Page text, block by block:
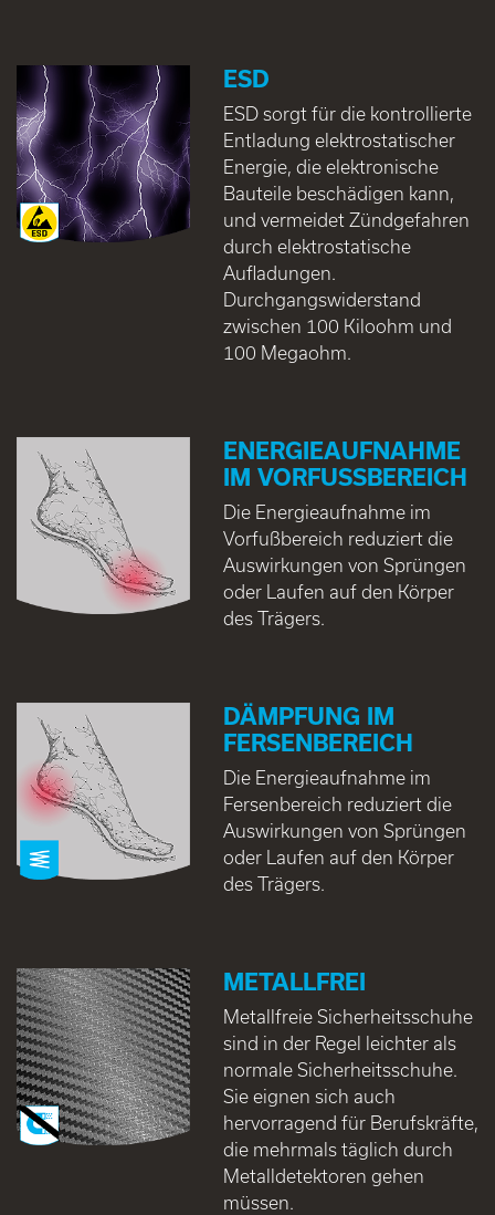
ESD
ESD sorgt für die kontrollierte
Entladung elektrostatischer
Energie, die elektronische
Bauteile beschädigen kann,
und vermeidet Zündgefahren
durch elektrostatische
Aufladungen.
Durchgangswiderstand
zwischen 100 Kiloohm und
100 Megaohm.
ENERGIEAUFNAHME
IM VORFUSSBEREICH
Die Energieaufnahme im
Vorfußbereich reduziert die
Auswirkungen von Sprüngen
oder Laufen auf den Körper
des Trägers.
DÄMPFUNG IM
FERSENBEREICH
Die Energieaufnahme im
Fersenbereich reduziert die
Auswirkungen von Sprüngen
oder Laufen auf den Körper
des Trägers.
METALLFREI
Metallfreie Sicherheitsschuhe
sind in der Regel leichter als
normale Sicherheitsschuhe.
Sie eignen sich auch
hervorragend für Berufskräfte,
die mehrmals täglich durch
Metalldetektoren gehen
müssen.